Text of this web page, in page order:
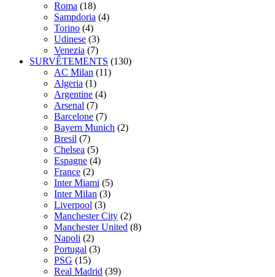
Roma (18)
Sampdoria (4)
Torino (4)
Udinese (3)
Venezia (7)
SURVÊTEMENTS (130)
AC Milan (11)
Algeria (1)
Argentine (4)
Arsenal (7)
Barcelone (7)
Bayern Munich (2)
Bresil (7)
Chelsea (5)
Espagne (4)
France (2)
Inter Miami (5)
Inter Milan (3)
Liverpool (3)
Manchester City (2)
Manchester United (8)
Napoli (2)
Portugal (3)
PSG (15)
Real Madrid (39)